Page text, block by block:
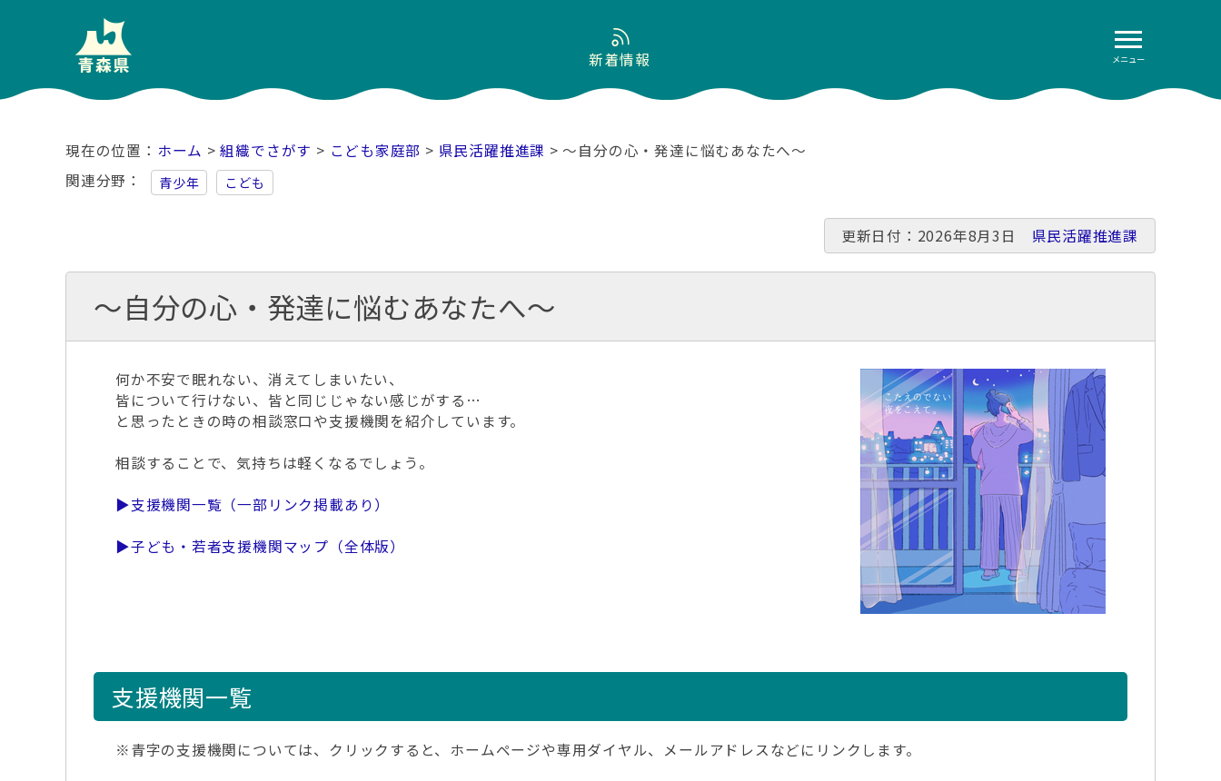
メニュー
新着情報
ホーム >組織でさがす > こども家庭部 > 県民活躍推進課 > ～自分の心・発達に悩むあなたへ～
関連分野
青少年 こども
更新日付：2026年8月3日 県民活躍推進課
～自分の心・発達に悩むあなたへ～
何か不安で眠れない、消えてしまいたい、
皆について行けない、皆と同じじゃない感じがする…
と思ったときの時の相談窓口や支援機関を紹介しています。
相談することで、気持ちは軽くなるでしょう。
▶支援機関一覧（一部リンク掲載あり）
▶子ども・若者支援機関マップ（全体版）
支援機関一覧
※青字の支援機関については、クリックすると、ホームページや専用ダイヤル、メールアドレスなどにリンクします。